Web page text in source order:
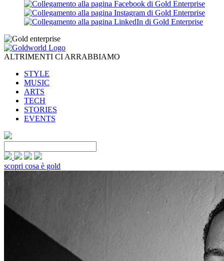
ALTRIMENTI CI ARRABBIAMO
STYLE
MUSIC
ARTS
TECH
STORIES
EVENTS
scopri cosa è gold